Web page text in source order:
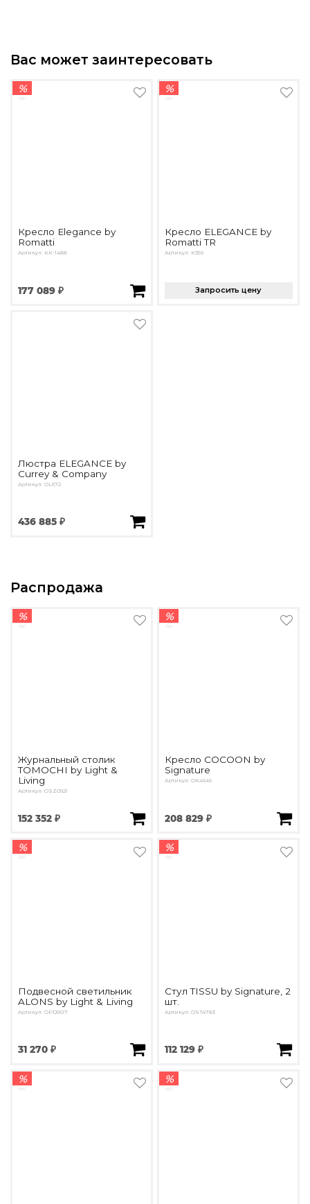
Вас может заинтересовать
%
Кресло Elegance by
Romatti
Артикул: KK-1488
177 089 ₽
%
Кресло ELEGANCE by
Romatti TR
Артикул: K359
Запросить цену
Люстра ELEGANCE by
Currey & Company
Артикул: OL672
436 885 ₽
Распродажа
%
Журнальный столик
TOMOCHI by Light &
Living
Артикул: OSZ0921
152 352 ₽
%
Кресло COCOON by
Signature
Артикул: OK4545
208 829 ₽
%
Подвесной светильник
ALONS by Light & Living
Артикул: OPD5617
31 270 ₽
%
Стул TISSU by Signature, 2
шт.
Артикул: OST4783
112 129 ₽
% %